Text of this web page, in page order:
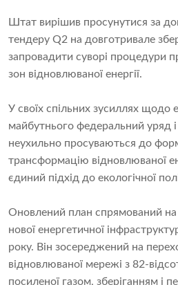
Штат вирішив просунутися за
тендеру Q2 на довготривале
запровадити суворі процедури
зон відновлюваної енергії.
У своїх спільних зусиллях щодо
майбутнього федеральний уряд
неухильно просуваються до
трансформацію відновлюваної
єдиний підхід до екологічної
Оновлений план спрямований
нової енергетичної
року. Він зосереджений на
відновлюваної мережі з 82-
посиленої газом, зберіганням і